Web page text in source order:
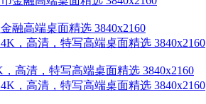
融高端桌面精选 3840x2160
高清，特写高端桌面精选 3840x2160